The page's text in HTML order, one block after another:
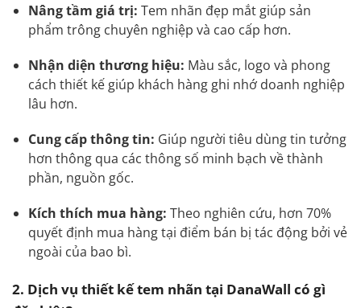
Nâng tầm giá trị: Tem nhãn đẹp mắt giúp sản
phẩm trông chuyên nghiệp và cao cấp hơn.
Nhận diện thương hiệu: Màu sắc, logo và phong
cách thiết kế giúp khách hàng ghi nhớ doanh nghiệp
lâu hơn.
Cung cấp thông tin: Giúp người tiêu dùng tin tưởng
hơn thông qua các thông số minh bạch về thành
phần, nguồn gốc.
Kích thích mua hàng: Theo nghiên cứu, hơn 70%
quyết định mua hàng tại điểm bán bị tác động bởi vẻ
ngoài của bao bì.
2. Dịch vụ thiết kế tem nhãn tại DanaWall có gì